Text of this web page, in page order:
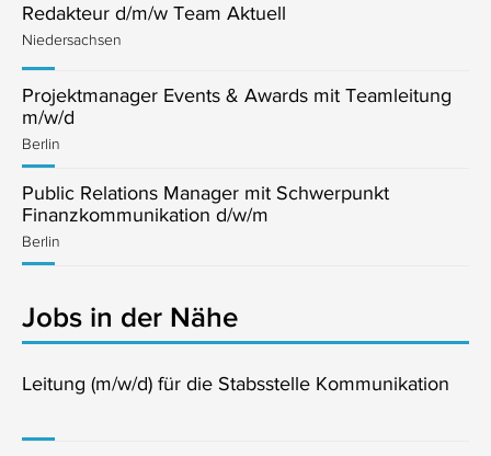
Redakteur d/m/w Team Aktuell
Niedersachsen
Projektmanager Events & Awards mit Teamleitung
m/w/d
Berlin
Public Relations Manager mit Schwerpunkt
Finanzkommunikation d/w/m
Berlin
Jobs in der Nähe
Leitung (m/w/d) für die Stabsstelle Kommunikation